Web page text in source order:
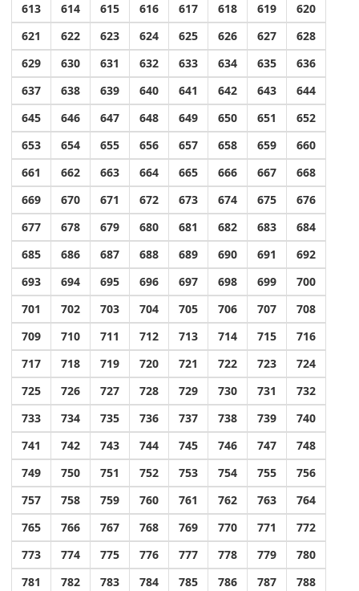
613
614 615 616 617 618 619
620
621
622 623 624 625 626 627
628
629
630 631 632 633 634 635
636
637
638 639 640 641 642 643
644
645
646 647 648 649 650 651
652
653
654 655 656 657 658 659
660
661
662 663 664 665 666 667
668
669
670 671 672 673 674 675
676
677
678 679 680 681 682 683
684
685
686 687 688 689 690 691
692
693
694 695 696 697 698 699
700
701
702 703 704 705 706 707
708
709
710 711 712 713 714 715
716
717
718 719 720 721 722 723
724
725
726 727 728 729 730 731
732
733
734 735 736 737 738 739
740
741
742 743 744 745 746 747
748
749
750 751 752 753 754 755
756
757
758 759 760 761 762 763
764
765
766 767 768 769 770 771
772
773
774 775 776 777 778 779
780
781
782 783 784 785 786 787
788